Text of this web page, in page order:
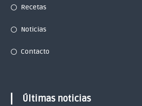
Recetas
Noticias
Contacto
Últimas noticias